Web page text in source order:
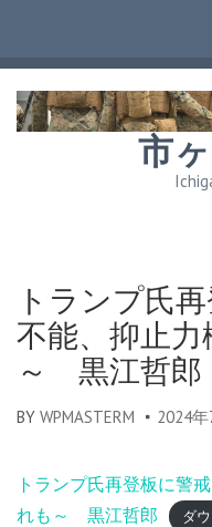
市
トランプ氏
不能、抑止
～ 黒江哲郎
BY WPMASTERM 2024
トランプ氏再登板に警
れも～ 黒江哲郎
ダ